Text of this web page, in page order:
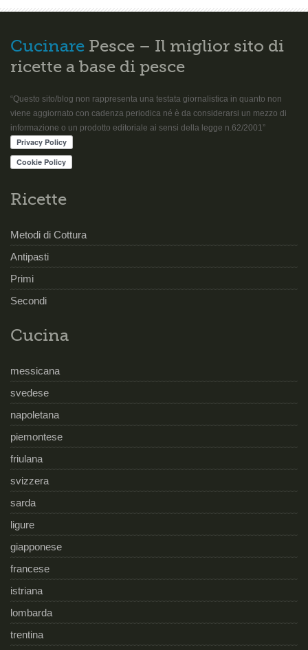
Cucinare Pesce – Il miglior sito di
ricette a base di pesce
“Questo sito/blog non rappresenta una testata giornalistica in quanto non
viene aggiornato con cadenza periodica né è da considerarsi un mezzo di
informazione o un prodotto editoriale ai sensi della legge n.62/2001”
Ricette
Metodi di Cottura
Antipasti
Primi
Secondi
Cucina
messicana
svedese
napoletana
piemontese
friulana
svizzera
sarda
ligure
giapponese
francese
istriana
lombarda
trentina